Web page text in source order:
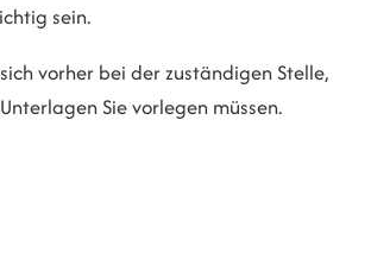
sein.
vorher bei der zuständigen Stelle,
Sie vorlegen müssen.